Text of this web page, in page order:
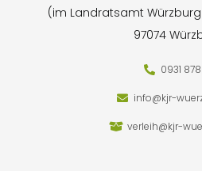
(im Landratsamt
97074
0931
info@kjr-
verleih@kjr-